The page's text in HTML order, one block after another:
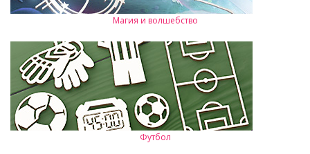
Магия и волшебство
Футбол